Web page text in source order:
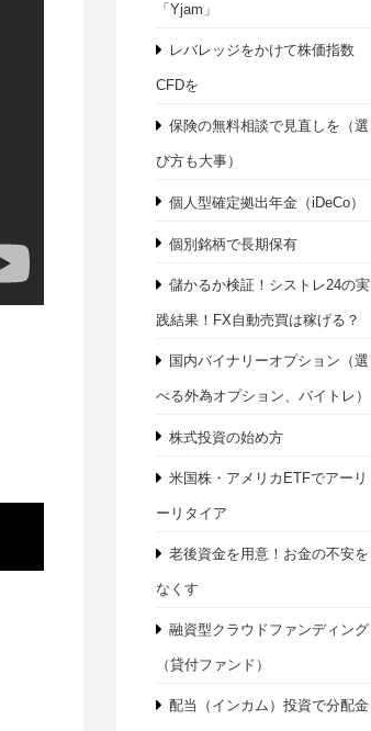
「Yjam」
レバレッジをかけて株価指数
CFDを
保険の無料相談で見直しを（選
び方も大事）
個人型確定拠出年金（iDeCo）
個別銘柄で長期保有
儲かるか検証！シストレ24の実
践結果！FX自動売買は稼げる？
国内バイナリーオプション（選
べる外為オプション、バイトレ）
株式投資の始め方
米国株・アメリカETFでアーリ
ーリタイア
老後資金を用意！お金の不安を
なくす
融資型クラウドファンディング
（貸付ファンド）
配当（インカム）投資で分配金